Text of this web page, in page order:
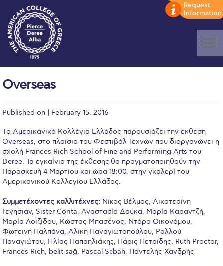
Alba Message to Students
Alumni Privacy Policy
Annual Report
Brochures
Study in Athens
Calendar
Checkin
Overseas
Published on | February 15, 2016
Tο Αμερικανικό Κολλέγιο Ελλάδος παρουσιάζει την έκθεση
Overseas, στο πλαίσιο του Φεστιβάλ Τεχνών που διοργανώνει η
σχολή Frances Rich School of Fine and Performing Arts του
Deree. Τα εγκαίνια της έκθεσης θα πραγματοποιηθούν την
Παρασκευή 4 Μαρτίου και ώρα 18:00, στην γκαλερί του
Αμερικανικού Κολλεγίου Ελλάδος.
Συμμετέχοντες καλλιτέχνες: Νίκος Βέλμος, Αικατερίνη
Γεγησιάν, Sister Corita, Αναστασία Δούκα, Μαρία Καραντζή,
Μαρία Λοϊζίδου, Κώστας Μπασάνος, Ντόρα Οικονόμου,
Φωτεινή Παλπάνα, Αλίκη Παναγιωτοπούλου, Ραλλού
Παναγιώτου, Ηλίας Παπαηλιάκης, Πάρις Πετρίδης, Ruth Proctor,
Frances Rich, belit sağ, Pascal Sébah, Παντελής Χανδρής